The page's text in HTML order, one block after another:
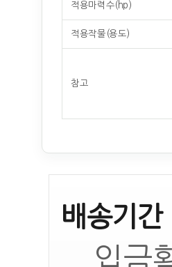
적용마력수(hp)
적용작물(용도)
참고
배송기간
입금